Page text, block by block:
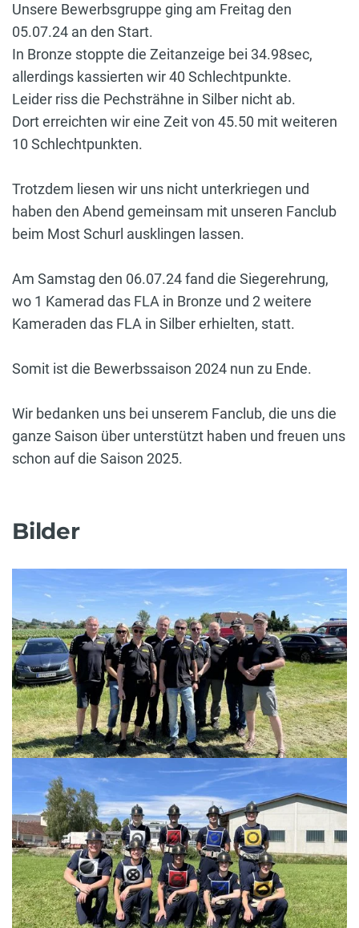
Unsere Bewerbsgruppe ging am Freitag den
05.07.24 an den Start.
In Bronze stoppte die Zeitanzeige bei 34.98sec,
allerdings kassierten wir 40 Schlechtpunkte.
Leider riss die Pechsträhne in Silber nicht ab.
Dort erreichten wir eine Zeit von 45.50 mit weiteren
10 Schlechtpunkten.
Trotzdem liesen wir uns nicht unterkriegen und
haben den Abend gemeinsam mit unseren Fanclub
beim Most Schurl ausklingen lassen.
Am Samstag den 06.07.24 fand die Siegerehrung,
wo 1 Kamerad das FLA in Bronze und 2 weitere
Kameraden das FLA in Silber erhielten, statt.
Somit ist die Bewerbssaison 2024 nun zu Ende.
Wir bedanken uns bei unserem Fanclub, die uns die
ganze Saison über unterstützt haben und freuen uns
schon auf die Saison 2025.
Bilder